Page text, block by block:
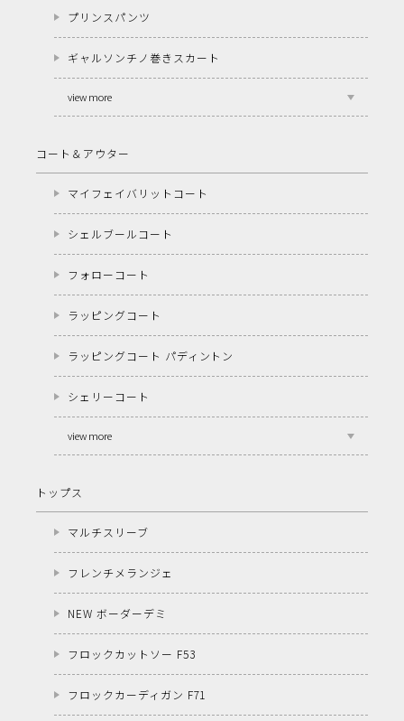
プリンスパンツ
ギャルソンチノ巻きスカート
view more
コート＆アウター
マイフェイバリットコート
シェルブールコート
フォローコート
ラッピングコート
ラッピングコート パディントン
シェリーコート
view more
トップス
マルチスリーブ
フレンチメランジェ
NEW ボーダーデミ
フロックカットソー F53
フロックカーディガン F71